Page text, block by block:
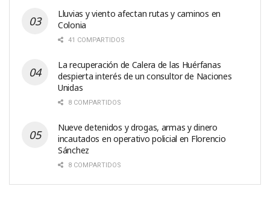
Lluvias y viento afectan rutas y caminos en
Colonia
41 COMPARTIDOS
La recuperación de Calera de las Huérfanas
despierta interés de un consultor de Naciones
Unidas
8 COMPARTIDOS
Nueve detenidos y drogas, armas y dinero
incautados en operativo policial en Florencio
Sánchez
8 COMPARTIDOS